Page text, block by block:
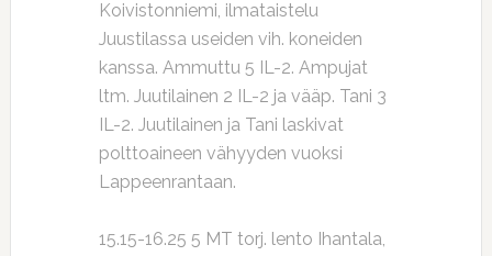
Koivistonniemi, ilmataistelu
Juustilassa useiden vih. koneiden
kanssa. Ammuttu 5 IL-2. Ampujat
ltm. Juutilainen 2 IL-2 ja vääp. Tani 3
IL-2. Juutilainen ja Tani laskivat
polttoaineen vähyyden vuoksi
Lappeenrantaan.
15.15-16.25 5 MT torj. lento Ihantala,